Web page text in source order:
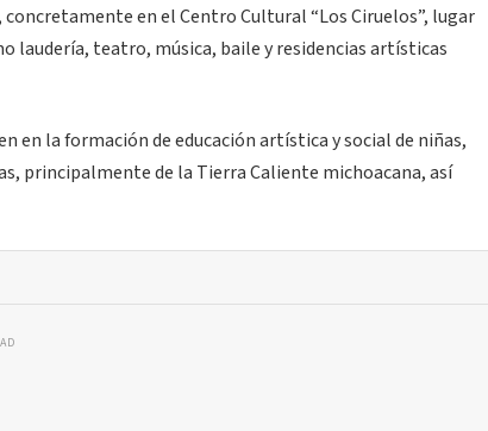
en el Centro Cultural “Los Ciruelos”, lugar
laudería, teatro, música, baile y residencias artísticas
en la formación de educación artística y social de niñas,
principalmente de la Tierra Caliente michoacana, así